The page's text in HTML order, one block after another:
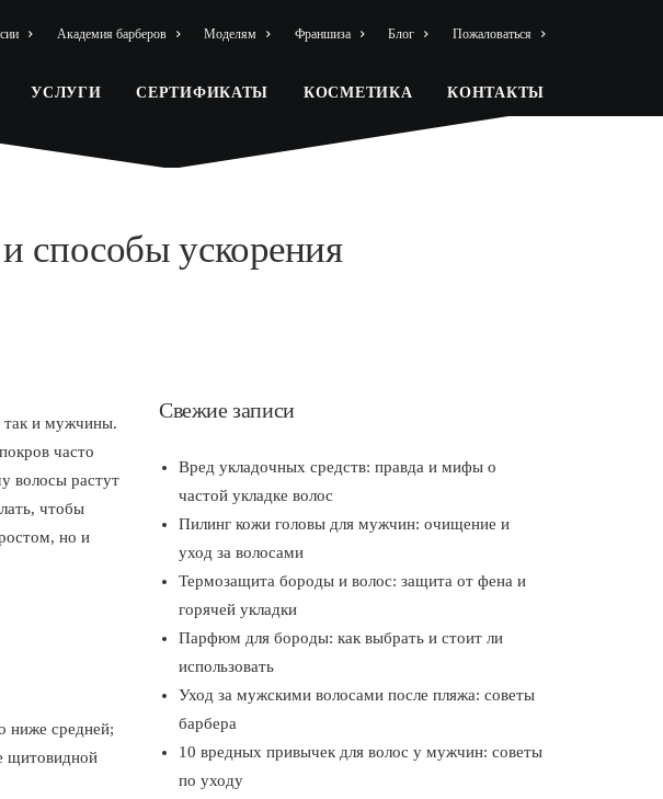
Академия барберов Моделям Франшиза Блог Пожаловаться
УСЛУГИ СЕРТИФИКАТЫ КОСМЕТИКА КОНТАКТЫ
способы ускорения
так и мужчины.
часто
волосы растут
чтобы
но и
ниже средней;
щитовидной
Свежие записи
Вред укладочных средств: правда и мифы о
частой укладке волос
Пилинг кожи головы для мужчин: очищение и
уход за волосами
Термозащита бороды и волос: защита от фена и
горячей укладки
Парфюм для бороды: как выбрать и стоит ли
использовать
Уход за мужскими волосами после пляжа: советы
барбера
10 вредных привычек для волос у мужчин: советы
по уходу